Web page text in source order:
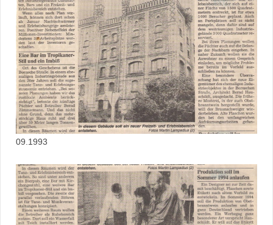
09.1993